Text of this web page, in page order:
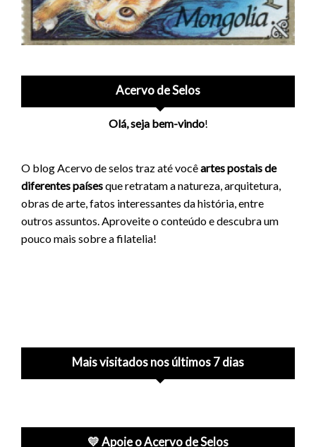
Acervo de Selos
Olá, seja bem-vindo!
O blog Acervo de selos traz até vocêartes postais de
diferentes paísesque retratam a natureza, arquitetura,
obras de arte, fatos interessantes da história, entre
outros assuntos. Aproveite o conteúdo e descubra um
pouco mais sobre a filatelia!
Mais visitados nos últimos 7 dias
💛 Apoie o Acervo de Selos